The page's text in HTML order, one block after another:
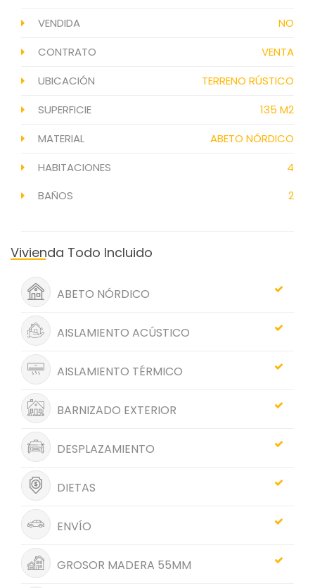
VENDIDA
NO
CONTRATO
VENTA
UBICACIÓN
TERRENO RÚSTICO
SUPERFICIE
135 M2
MATERIAL
ABETO NÓRDICO
HABITACIONES
4
BAÑOS
2
Vivienda Todo Incluido
ABETO NÓRDICO
AISLAMIENTO ACÚSTICO
AISLAMIENTO TÉRMICO
BARNIZADO EXTERIOR
DESPLAZAMIENTO
DIETAS
ENVÍO
GROSOR MADERA 55MM